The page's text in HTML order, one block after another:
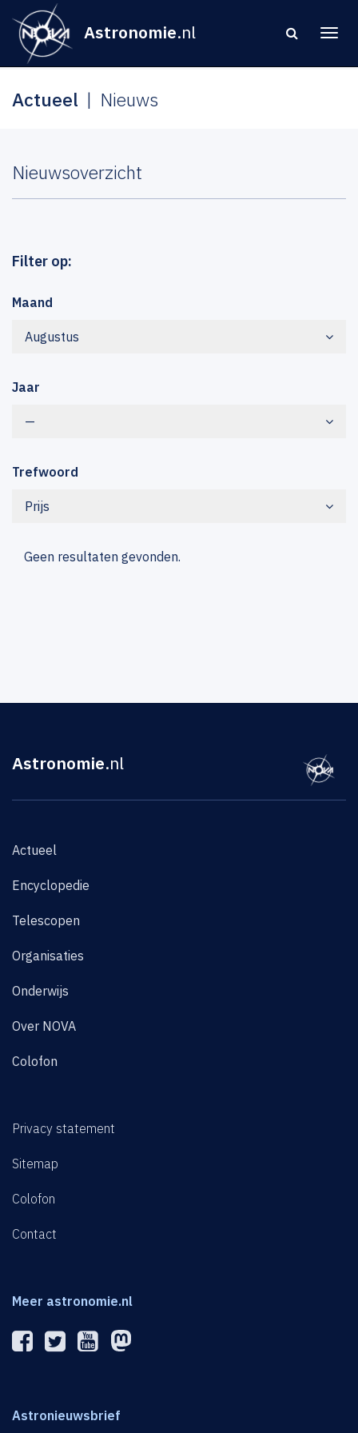
Astronomie.nl
Actueel Nieuws
Nieuwsoverzicht
Filter op:
Maand
Augustus
Jaar
—
Trefwoord
Prijs
Geen resultaten gevonden.
Astronomie.nl
Actueel
Encyclopedie
Telescopen
Organisaties
Onderwijs
Over NOVA
Colofon
Privacy statement
Sitemap
Colofon
Contact
Meer astronomie.nl
Astronieuwsbrief